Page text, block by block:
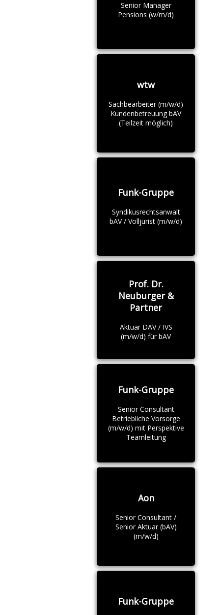
Senior Manager
Pensions (w/m/d)
wtw
Sachbearbeiter (m/w/d)
Kundenbetreuung bAV
(Teilzeit möglich)
Funk-Gruppe
Syndikusrechtsanwalt
bAV / Volljurist (m/w/d)
Prof. Dr.
Neuburger &
Partner
Aktuar DAV / IVS
(m/w/d) für bAV
Funk-Gruppe
Senior Consultant
Betriebliche Vorsorge
(m/w/d) mit Perspektive
Teamleitung
Aon
Senior Consultant /
Senior Aktuar (bAV)
(m/w/d)
Funk-Gruppe